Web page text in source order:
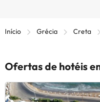
Início Grécia Creta
Ofertas de hotéis